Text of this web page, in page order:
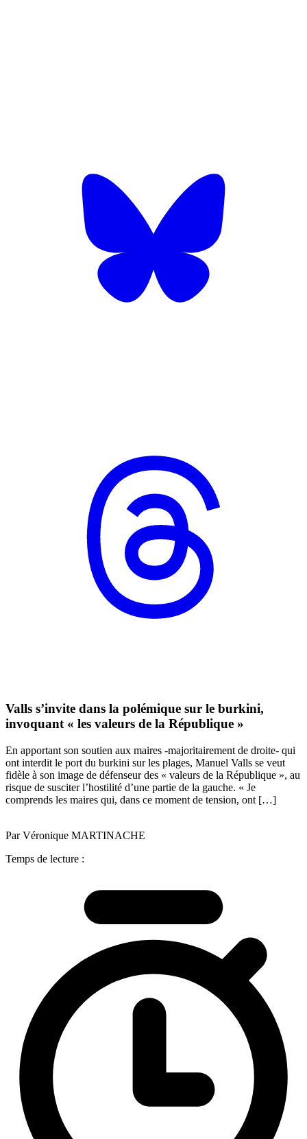
Valls s’invite dans la polémique sur le burkini,
invoquant « les valeurs de la République »
En apportant son soutien aux maires -majoritairement de droite- qui
ont interdit le port du burkini sur les plages, Manuel Valls se veut
fidèle à son image de défenseur des « valeurs de la République », au
risque de susciter l’hostilité d’une partie de la gauche. « Je
comprends les maires qui, dans ce moment de tension, ont […]
Par Véronique MARTINACHE
Temps de lecture :